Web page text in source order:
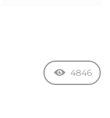
4846